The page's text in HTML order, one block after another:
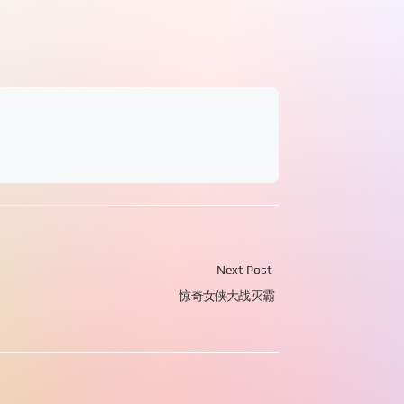
Next Post
惊奇女侠大战灭霸